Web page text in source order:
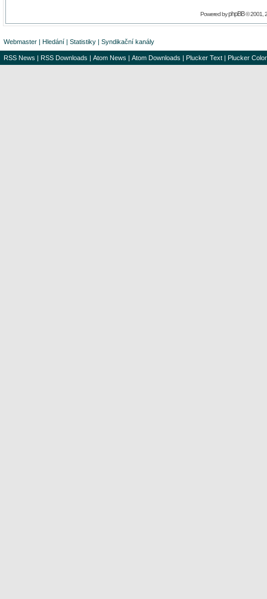
Powered byphpBB© 2001,
Webmaster | Hledání | Statistiky | Syndikační kanály
RSS News | RSS Downloads | Atom News | Atom Downloads | Plucker Text | Plucker Color